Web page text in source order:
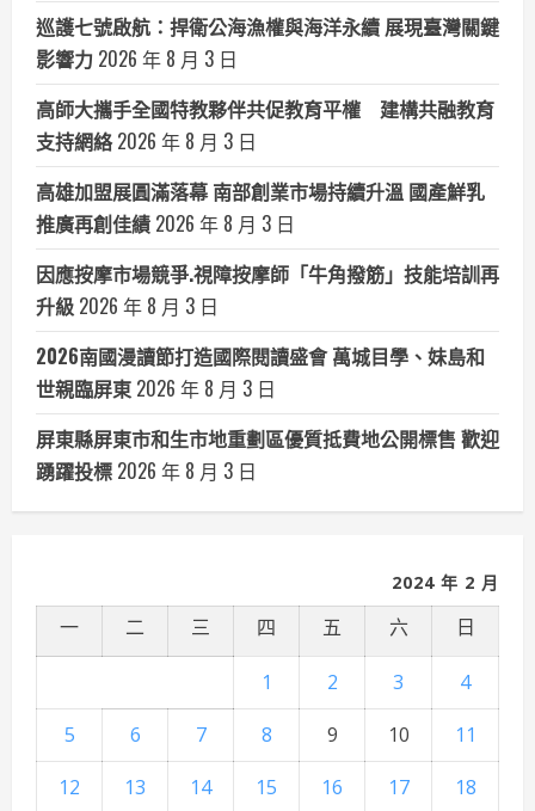
巡護七號啟航：捍衛公海漁權與海洋永續 展現臺灣關鍵
影響力 2026 年 8 月 3 日
高師大攜手全國特教夥伴共促教育平權 建構共融教育
支持網絡 2026 年 8 月 3 日
高雄加盟展圓滿落幕 南部創業市場持續升溫 國產鮮乳
推廣再創佳績 2026 年 8 月 3 日
因應按摩市場競爭.視障按摩師「牛角撥筋」技能培訓再
升級 2026 年 8 月 3 日
2026南國漫讀節打造國際閱讀盛會 萬城目學、妹島和
世親臨屏東 2026 年 8 月 3 日
屏東縣屏東市和生市地重劃區優質抵費地公開標售 歡迎
踴躍投標 2026 年 8 月 3 日
2024 年 2 月
一 二 三 四 五 六 日
1 2 3
4
5
6 7 8 9 10
11
12
13 14 15 16 17
18